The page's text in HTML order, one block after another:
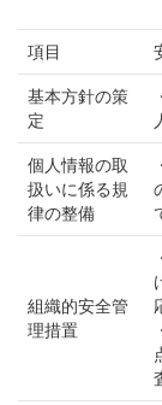
項目
基本方針の策
定
個人情報の取
扱いに係る規
律の整備
組織的安全管
理措置